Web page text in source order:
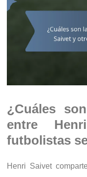
¿Cuáles
entre
futbolistas
Henri Saivet